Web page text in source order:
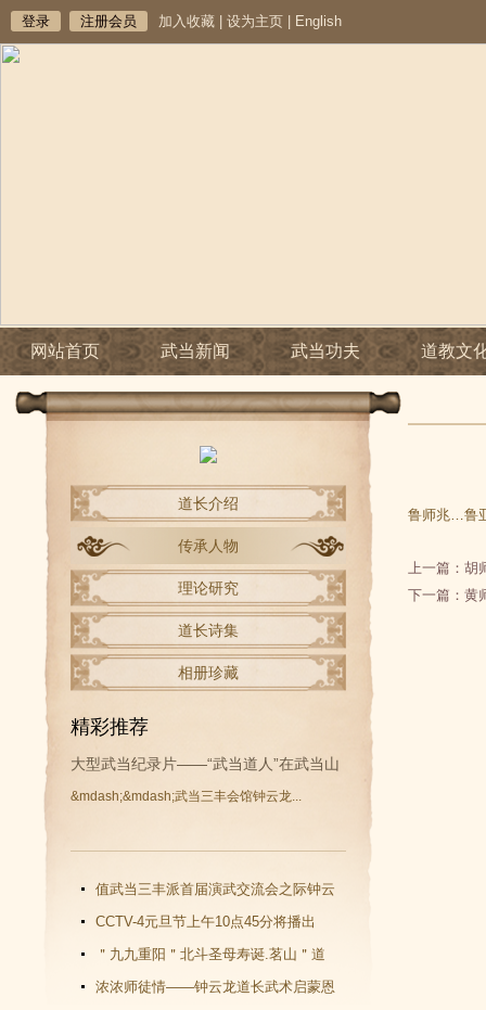
登录 注册会员 加入收藏 设为主页 English
网站首页 武当新闻 武当功夫 道教文
道长介绍
传承人物
理论研究
道长诗集
相册珍藏
精彩推荐
大型武当纪录片——“武当道人”在武当山
&mdash;&mdash;武当三丰会馆钟云龙...
值武当三丰派首届演武交流会之际钟云
龙道长再收新徒
CCTV-4元旦节上午10点45分将播出
《武当功夫传人 钟云龙》纪录片
＂九九重阳＂北斗圣母寿诞.茗山＂道
教文化＂汇演圆满谢幕
浓浓师徒情——钟云龙道长武术启蒙恩
鲁师兆…鲁
上一篇： 胡
下一篇： 黄